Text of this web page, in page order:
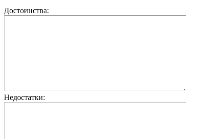
Достоинства:
Недостатки: